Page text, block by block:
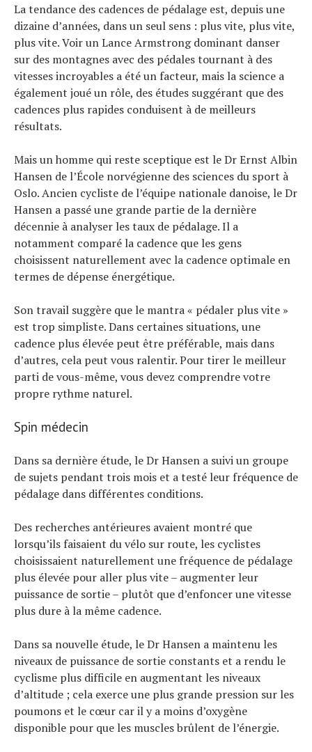
La tendance des cadences de pédalage est, depuis une
dizaine d’années, dans un seul sens : plus vite, plus vite,
plus vite. Voir un Lance Armstrong dominant danser
sur des montagnes avec des pédales tournant à des
vitesses incroyables a été un facteur, mais la science a
également joué un rôle, des études suggérant que des
cadences plus rapides conduisent à de meilleurs
résultats.
Mais un homme qui reste sceptique est le Dr Ernst Albin
Hansen de l’École norvégienne des sciences du sport à
Oslo. Ancien cycliste de l’équipe nationale danoise, le Dr
Hansen a passé une grande partie de la dernière
décennie à analyser les taux de pédalage. Il a
notamment comparé la cadence que les gens
choisissent naturellement avec la cadence optimale en
termes de dépense énergétique.
Son travail suggère que le mantra « pédaler plus vite »
est trop simpliste. Dans certaines situations, une
cadence plus élevée peut être préférable, mais dans
d’autres, cela peut vous ralentir. Pour tirer le meilleur
parti de vous-même, vous devez comprendre votre
propre rythme naturel.
Spin médecin
Dans sa dernière étude, le Dr Hansen a suivi un groupe
de sujets pendant trois mois et a testé leur fréquence de
pédalage dans différentes conditions.
Des recherches antérieures avaient montré que
lorsqu’ils faisaient du vélo sur route, les cyclistes
choisissaient naturellement une fréquence de pédalage
plus élevée pour aller plus vite – augmenter leur
puissance de sortie – plutôt que d’enfoncer une vitesse
plus dure à la même cadence.
Dans sa nouvelle étude, le Dr Hansen a maintenu les
niveaux de puissance de sortie constants et a rendu le
cyclisme plus difficile en augmentant les niveaux
d’altitude ; cela exerce une plus grande pression sur les
poumons et le cœur car il y a moins d’oxygène
disponible pour que les muscles brûlent de l’énergie.
Technologies
Tests de produits
Conseils
Tous nos articles
À propos